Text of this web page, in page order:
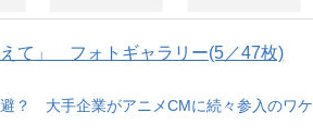
て」 フォトギャラリー(5／47枚)
？ 大手企業がアニメCMに続々参入のワケ